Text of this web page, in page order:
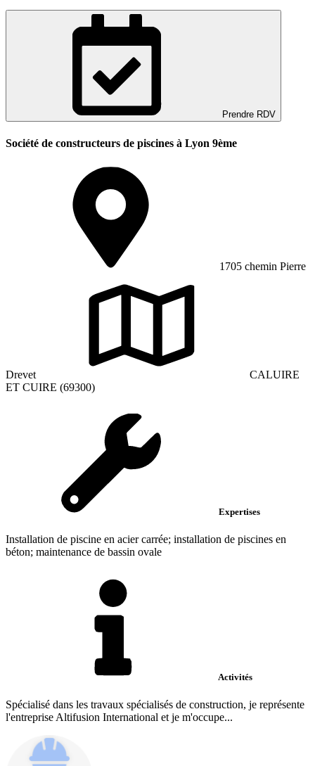
Prendre RDV
Société de constructeurs de piscines à Lyon 9ème
1705 chemin Pierre
Drevet
CALUIRE
ET CUIRE (69300)
Expertises
Installation de piscine en acier carrée; installation de piscines en
béton; maintenance de bassin ovale
Activités
Spécialisé dans les travaux spécialisés de construction, je représente
l'entreprise Altifusion International et je m'occupe...